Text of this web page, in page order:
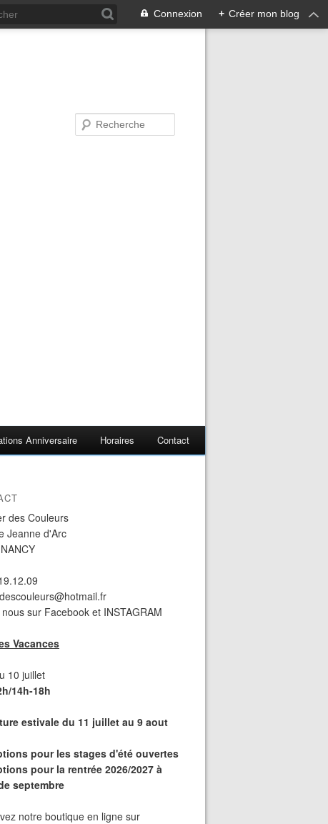
Connexion + Créer mon blog
Anniversaire Horaires Contact
des Couleurs
Jeanne d'Arc
sur Facebook et INSTAGRAM
Vacances
10 juillet
14h-18h
estivale du 11 juillet au 9 aout
pour les stages d'été ouvertes
pour la rentrée 2026/2027 à
septembre
notre boutique en ligne sur